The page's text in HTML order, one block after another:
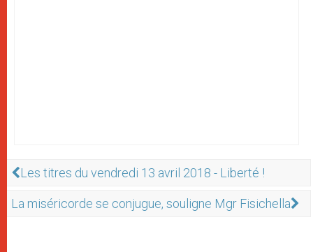
Les titres du vendredi 13 avril 2018 - Liberté !
La miséricorde se conjugue, souligne Mgr Fisichella